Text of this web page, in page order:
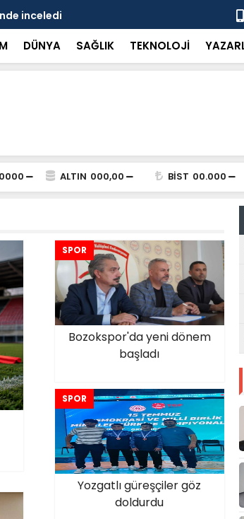
inceledi Bakan
DÜNYA SAĞLIK TEKNOLOJİ
ALTIN 000,00 BİST 00.000
SPOR
Bozokspor'da yeni dönem
başladı
SPOR
Yozgatlı güreşçiler göz
doldurdu